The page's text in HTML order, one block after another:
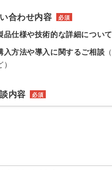
合わせ内容 必須
品仕様や技術的な詳細について
入方法や導入に関するご相談
）
内容 必須